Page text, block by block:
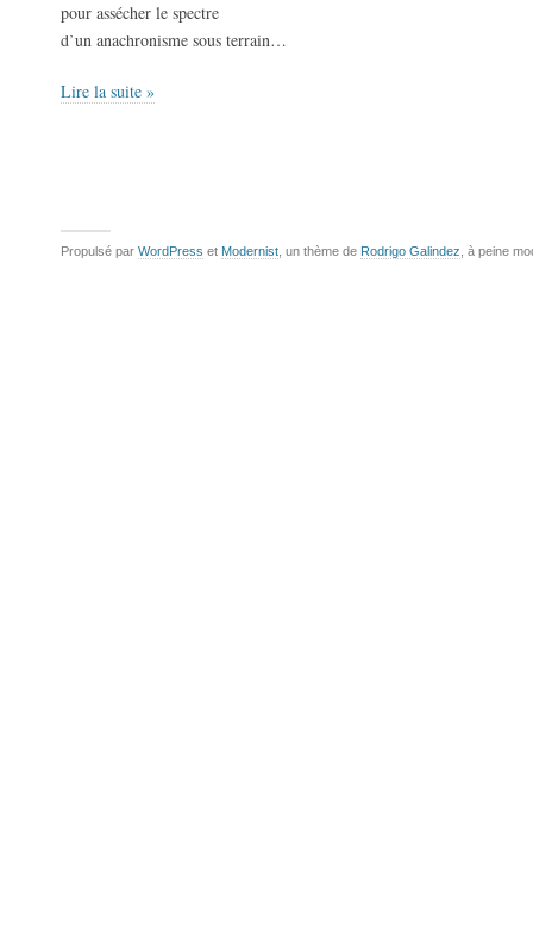
pour assécher le spectre
d’un anachronisme sous terrain…
Lire la suite »
Propulsé par WordPress et Modernist , un thème de Rodrigo Galindez , à peine